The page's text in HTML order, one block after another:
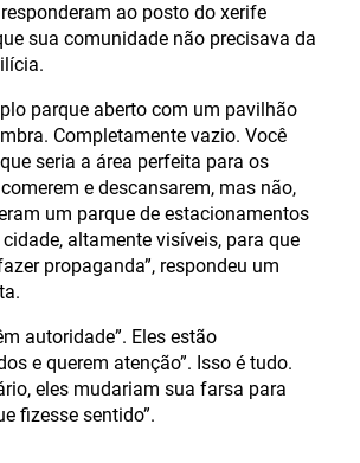
ao posto do xerife
sua comunidade não precisava da
parque aberto com um pavilhão
Completamente vazio. Você
seria a área perfeita para os
e descansarem, mas não,
um parque de estacionamentos
altamente visíveis, para que
propaganda”, respondeu um
autoridade”. Eles estão
e querem atenção”. Isso é tudo.
eles mudariam sua farsa para
fizesse sentido”.